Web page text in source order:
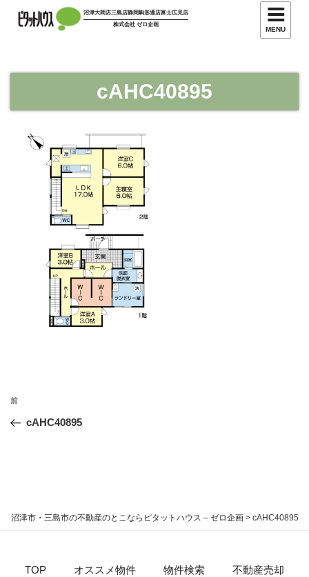
ツ
沼津大岡店三島店静岡駒形通店富士広見店
株式会社 ゼロ企画
MENU
cAHC40895
投
ナ
過
去
前
cAHC40895
沼津市・三島市の不動産のとこならピタットハウス – ゼロ企画> cAHC40895
TOP オススメ物件 物件検索 不動産売却